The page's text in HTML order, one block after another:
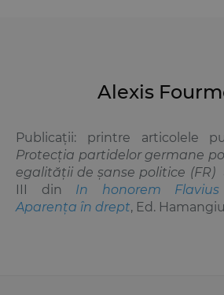
Alexis
Publicații: printre articolele
Protecţia partidelor germane
egalităţii de şanse politice (FR)
III din In honorem
Aparența în drept, Ed.